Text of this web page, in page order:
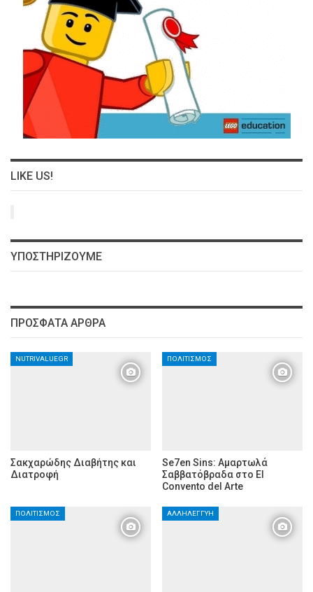
LIKE US!
ΥΠΟΣΤΗΡΙΖΟΥΜΕ
ΠΡΌΣΦΑΤΑ ΆΡΘΡΑ
NUTRIVALUEGR
Σακχαρώδης Διαβήτης και
Διατροφή
ΠΟΛΙΤΙΣΜΌΣ
Se7en Sins: Αμαρτωλά
Σαββατόβραδα στο El
Convento del Arte
ΠΟΛΙΤΙΣΜΌΣ ΑΛΛΗΛΕΓΓΎΗ